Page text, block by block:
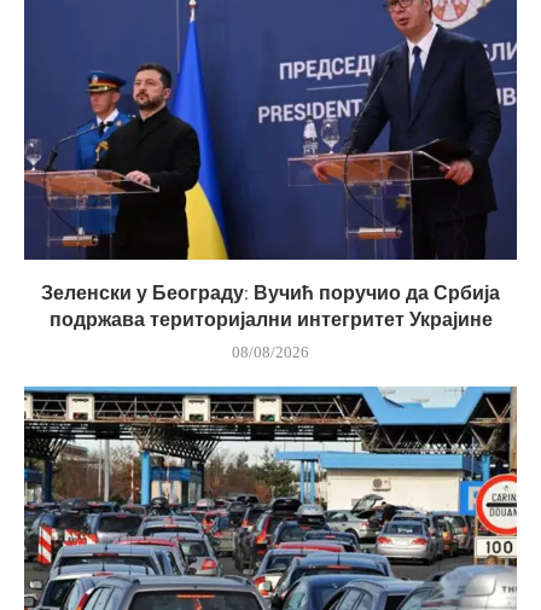
Зеленски у Београду: Вучић поручио да Србија
подржава територијални интегритет Украјине
08/08/2026